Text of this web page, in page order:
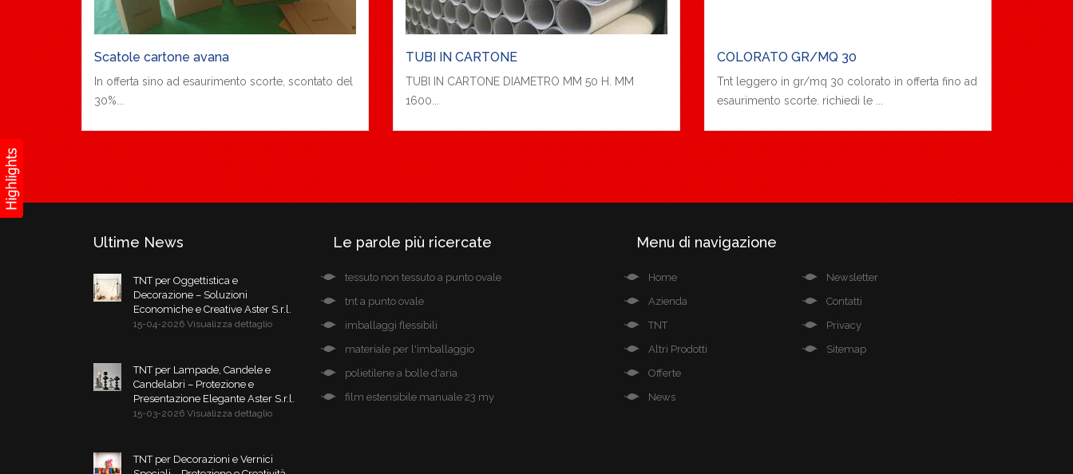
Scatole cartone avana
In offerta sino ad esaurimento scorte, scontato del
30%...
TUBI IN CARTONE
TUBI IN CARTONE DIAMETRO MM 50 H. MM
1600...
COLORATO GR/MQ 30
Tnt leggero in gr/mq 30 colorato in offerta fino ad
esaurimento scorte. richiedi le ...
Ultime News
TNT per Oggettistica e
Decorazione – Soluzioni
Economiche e Creative Aster S.r.l.
15-04-2026 Visualizza dettaglio
TNT per Lampade, Candele e
Candelabri – Protezione e
Presentazione Elegante Aster S.r.l.
15-03-2026 Visualizza dettaglio
TNT per Decorazioni e Vernici
Le parole più ricercate
tessuto non tessuto a punto ovale
tnt a punto ovale
imballaggi flessibili
materiale per l'imballaggio
polietilene a bolle d'aria
film estensibile manuale 23 my
Menu di navigazione
Home
Azienda
TNT
Altri Prodotti
Offerte
News
Newsletter
Contatti
Privacy
Sitemap